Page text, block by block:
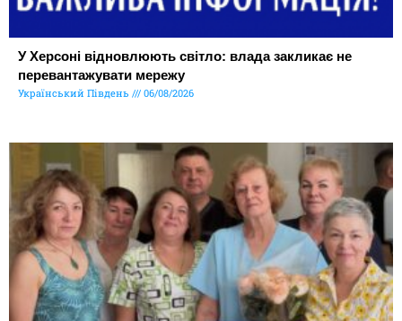
У Херсоні відновлюють світло: влада закликає не
перевантажувати мережу
Український Південь 06/08/2026